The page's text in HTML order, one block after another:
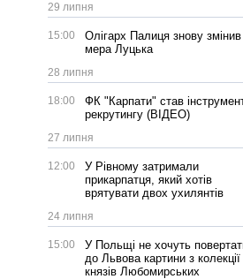
29 липня
15:00
Олігарх Палиця знову змінив
мера Луцька
28 липня
18:00
ФК "Карпати" став
рекрутингу (ВІДЕО)
27 липня
12:00
У Рівному затримали
прикарпатця, який хотів
врятувати двох ухилянтів
24 липня
15:00
У Польщі не хочуть
до Львова картини з колекції
князів Любомирських